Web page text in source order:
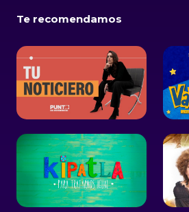
Te recomendamos